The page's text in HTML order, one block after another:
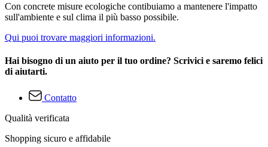
Con concrete misure ecologiche contibuiamo a mantenere l'impatto
sull'ambiente e sul clima il più basso possibile.
Qui puoi trovare maggiori informazioni.
Hai bisogno di un aiuto per il tuo ordine? Scrivici e saremo felici
di aiutarti.
Contatto
Qualità verificata
Shopping sicuro e affidabile